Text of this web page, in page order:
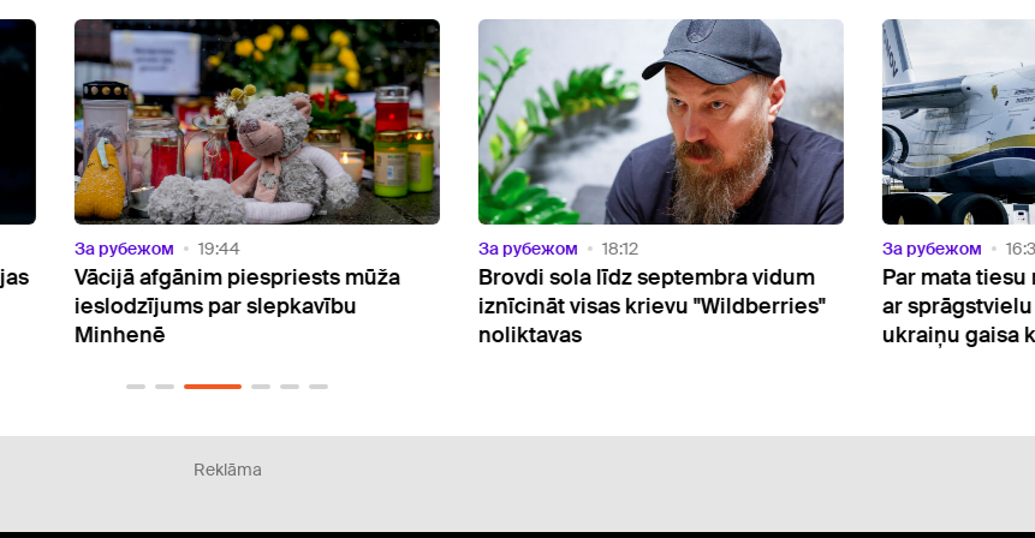
За рубежом 19:44
Vācijā afgānim piespriests mūža
ieslodzījums par slepkavību
Minhenē
За рубежом 18:12
Brovdi sola līdz septembra vidum
iznīcināt visas krievu "Wildberries"
noliktavas
За рубежом 16:33
Par mata tiesu
ar sprāgstvielu
ukraiņu gaisa
Reklāma